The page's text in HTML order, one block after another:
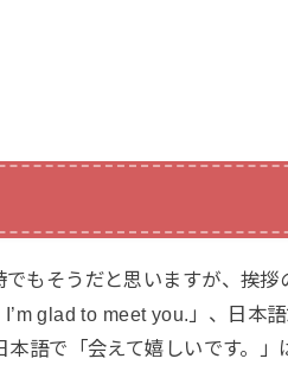
もそうだと思いますが、挨拶
glad to meet you.」、日本
語で「会えて嬉しいです。